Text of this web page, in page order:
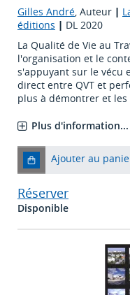
Gilles André, Auteur |
éditions | DL 2020
La Qualité de Vie au
l'organisation et le
s'appuyant sur le vécu
direct entre QVT et
plus à démontrer et
Plus d'information...
Ajouter au
Réserver
Disponible